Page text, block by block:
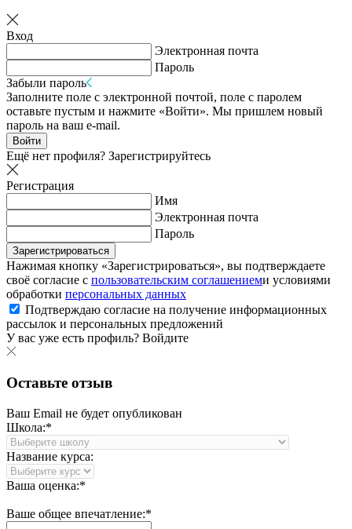
Вход
Электронная почта
Пароль
Забыли пароль
Заполните поле с электронной почтой, поле с паролем
оставьте пустым и нажмите «Войти». Мы пришлем новый
пароль на ваш e-mail.
Войти
Ещё нет профиля? Зарегистрируйтесь
Регистрация
Имя
Электронная почта
Пароль
Зарегистрироваться
Нажимая кнопку «Зарегистрироваться», вы подтверждаете
своё согласие с пользовательским соглашениеми условиями
обработки персональных данных
Подтверждаю согласие на получение информационных
рассылок и персональных предложений
У вас уже есть профиль? Войдите
Оставьте отзыв
Ваш Email не будет опубликован
Школа:*
Название курса:
Ваша оценка:*
Ваше общее впечатление:*